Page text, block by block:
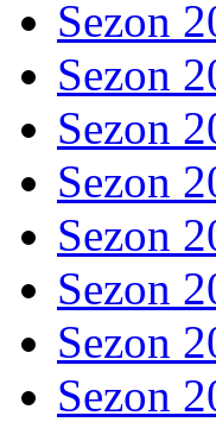
Sezon
Sezon
Sezon
Sezon
Sezon
Sezon
Sezon
Sezon